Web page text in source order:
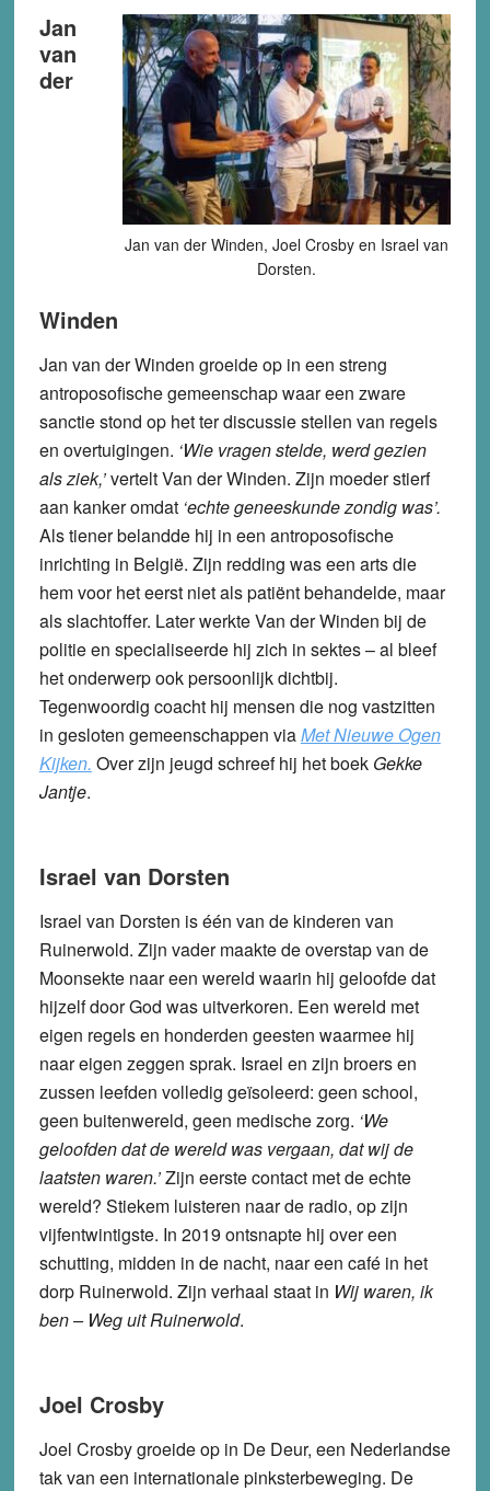
Jan van der Winden, Joel Crosby en Israel van
Dorsten.
Jan
van
der
Winden
Jan van der Winden groeide op in een streng
antroposofische gemeenschap waar een zware
sanctie stond op het ter discussie stellen van regels
en overtuigingen. ‘Wie vragen stelde, werd gezien
als ziek,’vertelt Van der Winden. Zijn moeder stierf
aan kanker omdat‘echte geneeskunde zondig was’.
Als tiener belandde hij in een antroposofische
inrichting in België. Zijn redding was een arts die
hem voor het eerst niet als patiënt behandelde, maar
als slachtoffer. Later werkte Van der Winden bij de
politie en specialiseerde hij zich in sektes – al bleef
het onderwerp ook persoonlijk dichtbij.
Tegenwoordig coacht hij mensen die nog vastzitten
in gesloten gemeenschappen viaMet Nieuwe Ogen
Kijken. Over zijn jeugd schreef hij het boek Gekke
Jantje.
Israel van Dorsten
Israel van Dorsten is één van de kinderen van
Ruinerwold. Zijn vader maakte de overstap van de
Moonsekte naar een wereld waarin hij geloofde dat
hijzelf door God was uitverkoren. Een wereld met
eigen regels en honderden geesten waarmee hij
naar eigen zeggen sprak. Israel en zijn broers en
zussen leefden volledig geïsoleerd: geen school,
geen buitenwereld, geen medische zorg. ‘We
geloofden dat de wereld was vergaan, dat wij de
laatsten waren.’Zijn eerste contact met de echte
wereld? Stiekem luisteren naar de radio, op zijn
vijfentwintigste. In 2019 ontsnapte hij over een
schutting, midden in de nacht, naar een café in het
dorp Ruinerwold. Zijn verhaal staat in Wij waren, ik
ben – Weg uit Ruinerwold.
Joel Crosby
Joel Crosby groeide op in De Deur, een Nederlandse
tak van een internationale pinksterbeweging. De